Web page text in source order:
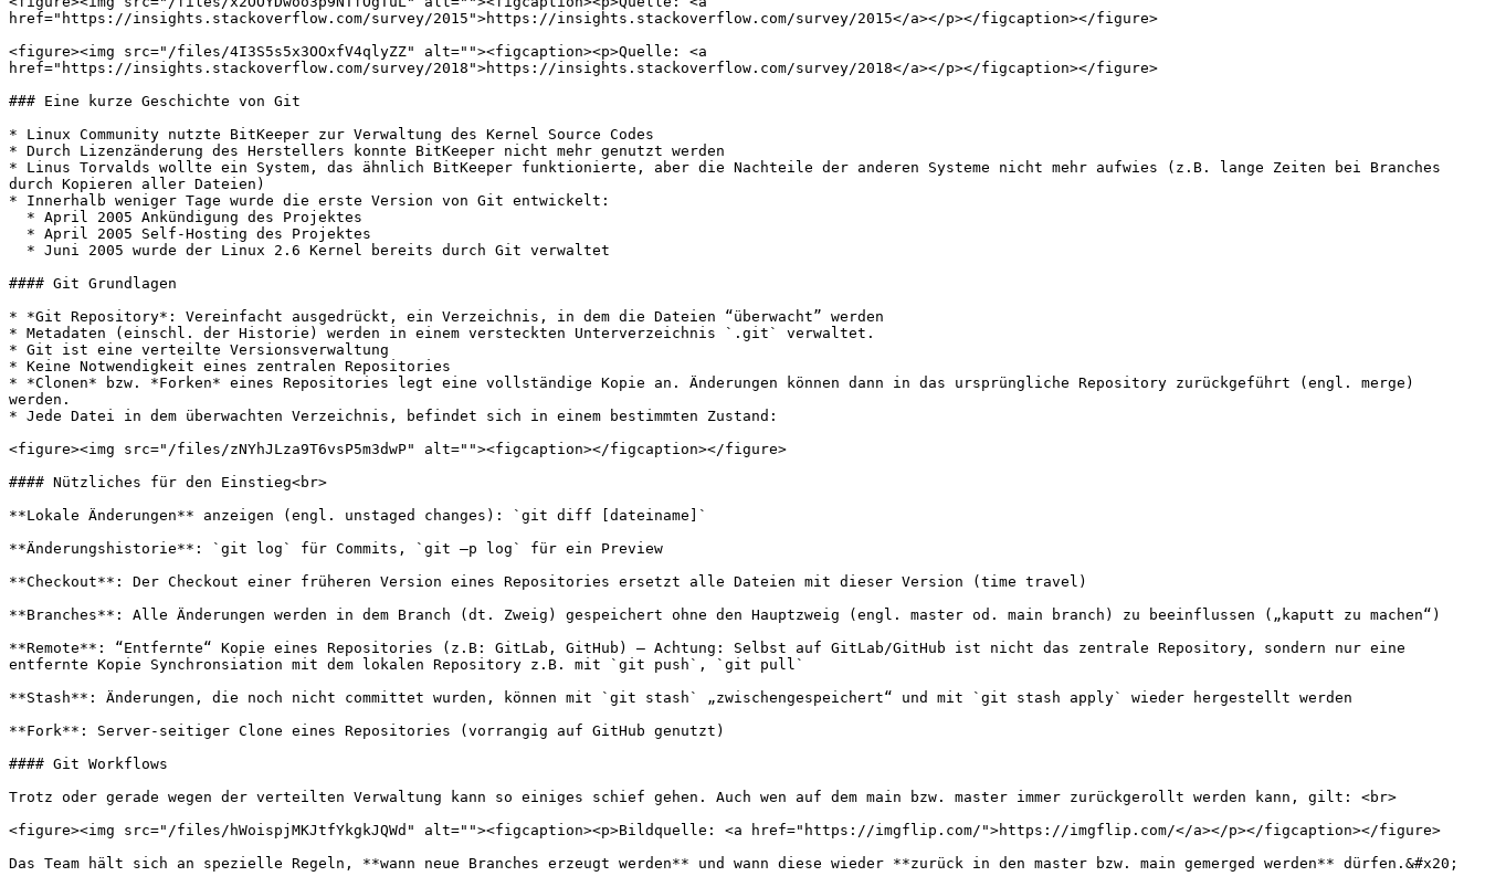
href="https://insights.stackoverflow.com/survey/2015">https://insights.stackoverflow.com/survey/2015</a></p></figcaption></figure>
<figure><img src="/files/4I3S5s5x3OOxfV4qlyZZ" alt=""><figcaption><p>Quelle: <a
href="https://insights.stackoverflow.com/survey/2018">https://insights.stackoverflow.com/survey/2018</a></p></figcaption></figure>
### Eine kurze Geschichte von Git
* Linux Community nutzte BitKeeper zur Verwaltung des Kernel Source Codes
* Durch Lizenzänderung des Herstellers konnte BitKeeper nicht mehr genutzt werden
* Linus Torvalds wollte ein System, das ähnlich BitKeeper funktionierte, aber die Nachteile der anderen Systeme nicht mehr aufwies (z.B. lange Zeiten bei Branches
durch Kopieren aller Dateien)
* Innerhalb weniger Tage wurde die erste Version von Git entwickelt:
#### Git Grundlagen
* *Git Repository*: Vereinfacht ausgedrückt, ein Verzeichnis, in dem die Dateien “überwacht” werden
* Metadaten (einschl. der Historie) werden in einem versteckten Unterverzeichnis `.git` verwaltet.
* Git ist eine verteilte Versionsverwaltung
* Keine Notwendigkeit eines zentralen Repositories
* *Clonen* bzw. *Forken* eines Repositories legt eine vollständige Kopie an. Änderungen können dann in das ursprüngliche Repository zurückgeführt (engl. merge)
werden.
* Jede Datei in dem überwachten Verzeichnis, befindet sich in einem bestimmten Zustand:
<figure><img src="/files/zNYhJLza9T6vsP5m3dwP" alt=""><figcaption></figcaption></figure>
#### Nützliches für den Einstieg<br>
**Lokale Änderungen** anzeigen (engl. unstaged changes): `git diff [dateiname]`
**Änderungshistorie**: `git log` für Commits, `git –p log` für ein Preview
**Checkout**: Der Checkout einer früheren Version eines Repositories ersetzt alle Dateien mit dieser Version (time travel)
**Branches**: Alle Änderungen werden in dem Branch (dt. Zweig) gespeichert ohne den Hauptzweig (engl. master od. main branch) zu beeinflussen („kaputt zu machen“)
**Remote**: “Entfernte“ Kopie eines Repositories (z.B: GitLab, GitHub) – Achtung: Selbst auf GitLab/GitHub ist nicht das zentrale Repository, sondern nur eine
entfernte Kopie Synchronsiation mit dem lokalen Repository z.B. mit `git push`, `git pull`
**Stash**: Änderungen, die noch nicht committet wurden, können mit `git stash` „zwischengespeichert“ und mit `git stash apply` wieder hergestellt werden
**Fork**: Server-seitiger Clone eines Repositories (vorrangig auf GitHub genutzt)
#### Git Workflows
Trotz oder gerade wegen der verteilten Verwaltung kann so einiges schief gehen. Auch wen auf dem main bzw. master immer zurückgerollt werden kann, gilt: <br>
<figure><img src="/files/hWoispjMKJtfYkgkJQWd" alt=""><figcaption><p>Bildquelle: <a href="https://imgflip.com/">https://imgflip.com/</a></p></figcaption></figure>
Das Team hält sich an spezielle Regeln, **wann neue Branches erzeugt werden** und wann diese wieder **zurück in den master bzw. main gemerged werden** dürfen.&#x20;